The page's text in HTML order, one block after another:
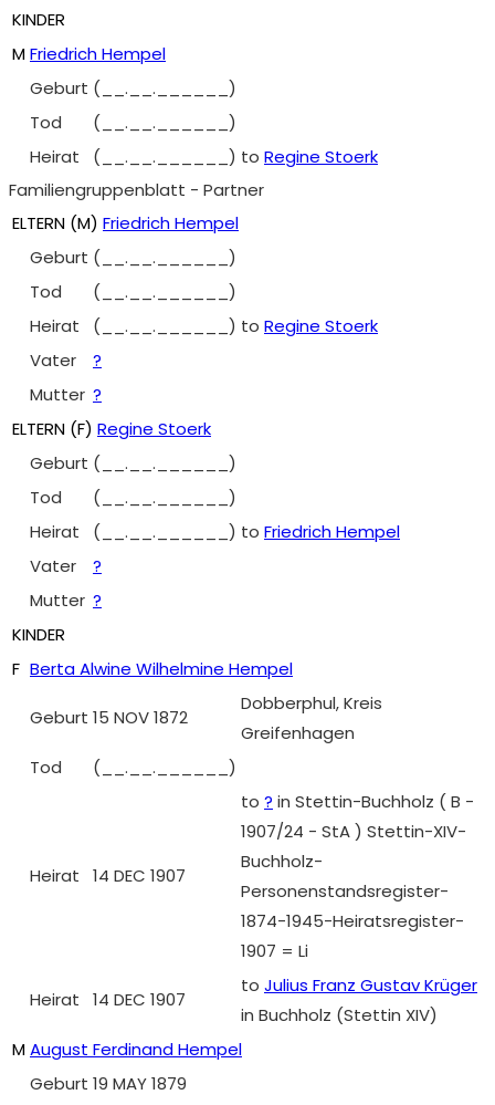
KINDER
MFriedrich Hempel
Geburt (__.__.______)
Tod
(__.__.______)
Heirat
(__.__.______) to Regine Stoerk
Familiengruppenblatt - Partner
ELTERN (M) Friedrich Hempel
Geburt (__.__.______)
Tod
(__.__.______)
Heirat
(__.__.______) to Regine Stoerk
Vater
?
Mutter ?
ELTERN (F) Regine Stoerk
Geburt (__.__.______)
Tod
(__.__.______)
Heirat
(__.__.______) to Friedrich Hempel
Vater
?
Mutter ?
KINDER
F Berta Alwine Wilhelmine Hempel
Geburt 15 NOV 1872
Dobberphul, Kreis
Greifenhagen
Tod
(__.__.______)
Heirat 14 DEC 1907
to ? in Stettin-Buchholz ( B -
1907/24 - StA ) Stettin-XIV-
Buchholz-
Personenstandsregister-
1874-1945-Heiratsregister-
1907 = Li
Heirat 14 DEC 1907
to Julius Franz Gustav Krüger
in Buchholz (Stettin XIV)
MAugust Ferdinand Hempel
Geburt 19 MAY 1879